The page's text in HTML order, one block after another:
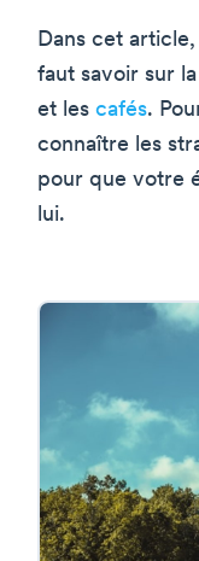
Dans cet
faut savoir sur
et les cafés.
connaître les
pour que votre
lui.